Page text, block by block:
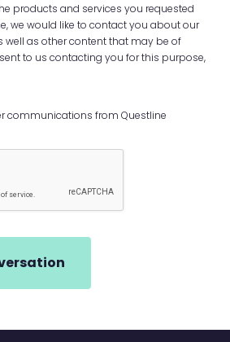
products and services you requested
we would like to contact you about our
well as other content that may be of
to us contacting you for this purpose,
communications from Questline